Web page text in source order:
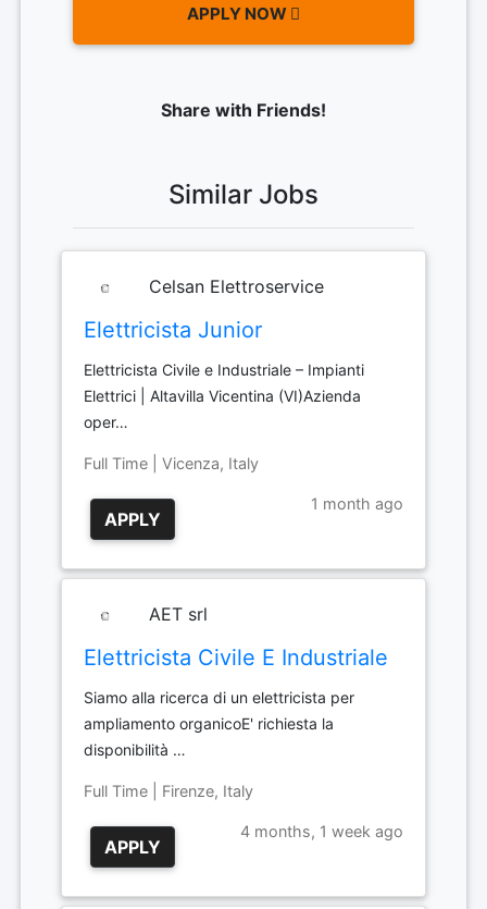
APPLY NOW
Share with Friends!
Similar Jobs
Celsan Elettroservice
Elettricista Junior
Elettricista Civile e Industriale – Impianti
Elettrici | Altavilla Vicentina (VI)Azienda
oper…
Full Time | Vicenza, Italy
APPLY
1 month ago
AET srl
Elettricista Civile E Industriale
Siamo alla ricerca di un elettricista per
ampliamento organicoE' richiesta la
disponibilità …
Full Time | Firenze, Italy
APPLY
4 months, 1 week ago